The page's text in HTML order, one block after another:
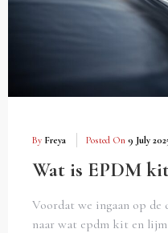
By Freya Posted On 9 July
Wat is EPDM
Voordat we ingaan op
naar wat epdm kit en